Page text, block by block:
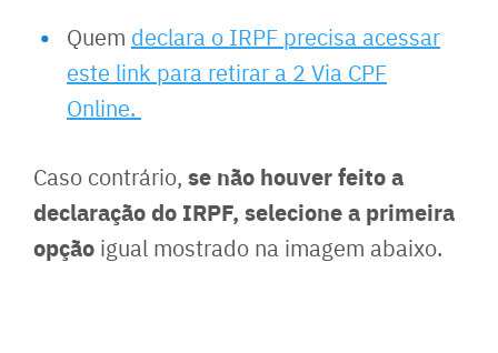
Quem declara o IRPF precisa acessar
este link para retirar a 2 Via CPF
Online.
Caso contrário, se não houver feito a
declaração do IRPF, selecione a primeira
opção igual mostrado na imagem abaixo.